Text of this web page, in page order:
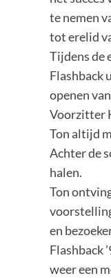
te nemen
tot erelid
Tijdens de
Flashback
openen
Voorzitter
Ton altijd
Achter de
halen.
Ton
en
Flashback
weer een